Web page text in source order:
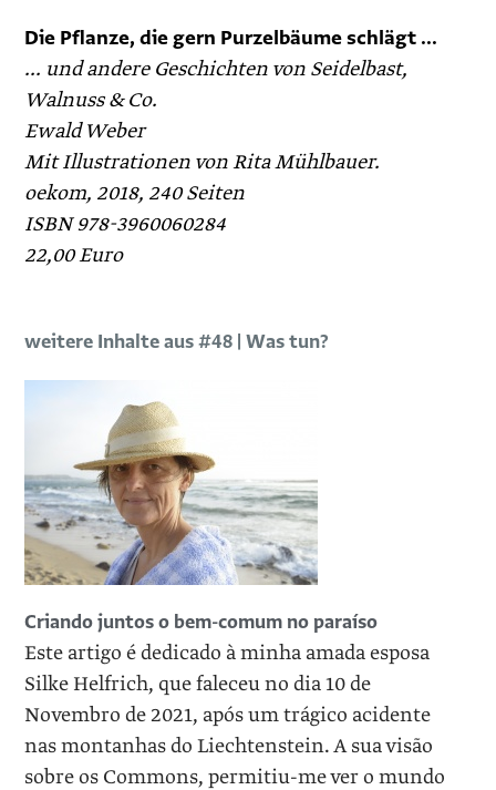
Die Pflanze, die gern Purzelbäume schlägt ...
... und andere Geschichten von Seidelbast,
Walnuss & Co.
Ewald Weber
Mit Illustrationen von Rita Mühlbauer.
oekom, 2018, 240 Seiten
ISBN 978-3960060284
22,00 Euro
weitere Inhalte aus #48 | Was tun?
Criando juntos o bem-comum no paraíso
Este artigo é dedicado à minha amada esposa
Silke Helfrich, que faleceu no dia 10 de
Novembro de 2021, após um trágico acidente
nas montanhas do Liechtenstein. A sua visão
sobre os Commons, permitiu-me ver o mundo